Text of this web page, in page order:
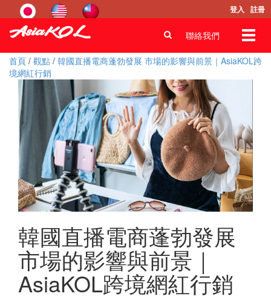
登入 註冊
聯絡我們
首頁 / 觀點 / 韓國直播電商蓬勃發展 市場的影響與前景｜AsiaKOL跨
境網紅行銷
韓國直播電商蓬勃發展
市場的影響與前景｜
AsiaKOL跨境網紅行銷